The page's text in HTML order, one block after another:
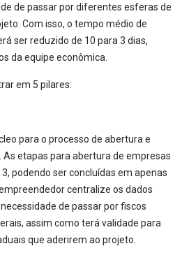
de passar por diferentes esferas de
Com isso, o tempo médio de
ser reduzido de 10 para 3 dias,
da equipe econômica.
em 5 pilares:
para o processo de abertura e
etapas para abertura de empresas
podendo ser concluídas em apenas
centralize os dados
de passar por fiscos
assim como terá validade para
que aderirem ao projeto.